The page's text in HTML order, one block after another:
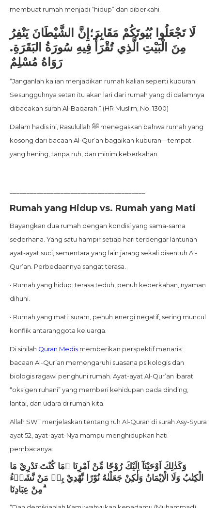
membuat rumah menjadi “hidup” dan diberkahi.
لَا تَجْعَلُوا بُيُوتَكُمْ مَقَابِرَ؛إِنَّ الشَّيْطَانَ يَنْفِرُ
مِنَ الْبَيْتِ الَّذِي تُقْرَأُ فِيهِ سُورَةُ البَقَرَةِ.
رَوَاهُ مُسْلِمٌ
“Janganlah kalian menjadikan rumah kalian seperti kuburan.
Sesungguhnya setan itu akan lari dari rumah yang di dalamnya
dibacakan surah Al-Baqarah.” (HR Muslim, No. 1300)
Dalam hadis ini, Rasulullah ﷺ menegaskan bahwa rumah yang
kosong dari bacaan Al-Qur’an bagaikan kuburan—tempat
yang hening, tanpa ruh, dan minim keberkahan.
Rumah yang Hidup vs. Rumah yang Mati
Bayangkan dua rumah dengan kondisi yang sama-sama
sederhana. Yang satu hampir setiap hari terdengar lantunan
ayat-ayat suci, sementara yang lain jarang sekali disentuh Al-
Qur’an. Perbedaannya sangat terasa.
• Rumah yang hidup: terasa teduh, penuh keberkahan, nyaman
dihuni.
• Rumah yang mati: suram, penuh energi negatif, sering muncul
konflik antaranggota keluarga.
Di sinilah Quran Medis memberikan perspektif menarik:
bacaan Al-Qur’an memengaruhi suasana psikologis dan
biologis ragawi penghuni rumah. Ayat-ayat Al-Qur’an ibarat
“oksigen ruhani” yang memberi kehidupan pada dinding,
lantai, dan udara di rumah kita.
Allah SWT menjelaskan tentang ruh Al-Quran di surah Asy-Syura
ayat 52, ayat-ayat-Nya mampu menghidupkan hati
pembacanya:
وَكَذٰلِكَ اَوْحَيْنَآ اِلَيْكَ رُوْحًا مِّنْ اَمْرِنَا ۗمَا كُنْتَ تَدْرِيْ مَا
الْكِتٰبُ وَلَا الْاِيْمَانُ وَلٰكِنْ جَعَلْنٰهُ نُوْرًا نَّهْدِيْ بِهٖ مَنْ نَّشَاۤءُ
مِنْ عِبَادِنَا ۗ